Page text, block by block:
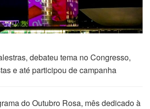
debateu tema no Congresso,
e até participou de campanha
do Outubro Rosa, mês dedicado à